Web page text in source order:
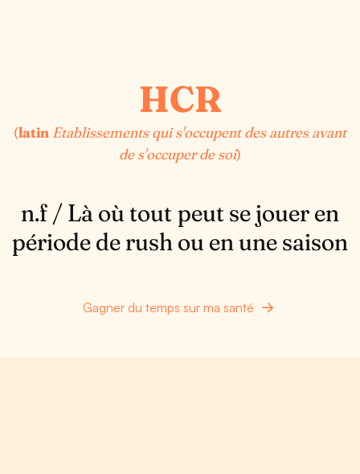
HCR
(latin Etablissements qui s'occupent des autres avant
de s'occuper de soi)
n.f / Là où tout peut se jouer en
période de rush ou en une saison
Gagner du temps sur ma santé